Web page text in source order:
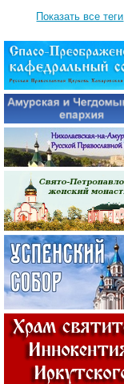
Показать все теги